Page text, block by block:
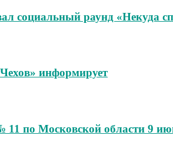
социальный раунд «Некуда
информирует
по Московской области 9